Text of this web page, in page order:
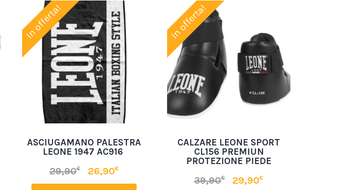
In offerta!
ASCIUGAMANO PALESTRA
LEONE 1947 AC916
29,90€ 26,90€
In offerta!
CALZARE LEONE SPORT
CL156 PREMIUN
PROTEZIONE PIEDE
39,90€ 29,90€